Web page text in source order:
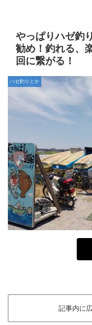
やっぱりハゼ釣
勧め！釣れる、
回に繋がる！
ハゼ釣りとか
記事内に